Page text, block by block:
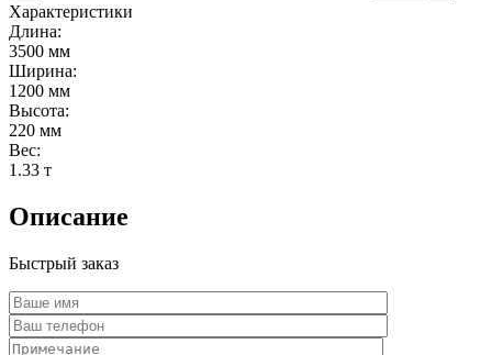
Характеристики
Длина:
3500 мм
Ширина:
1200 мм
Высота:
220 мм
Вес:
1.33 т
Описание
Быстрый заказ